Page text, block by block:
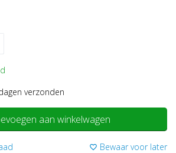
verzonden
aan winkelwagen
favorite_border Bewaar voor later